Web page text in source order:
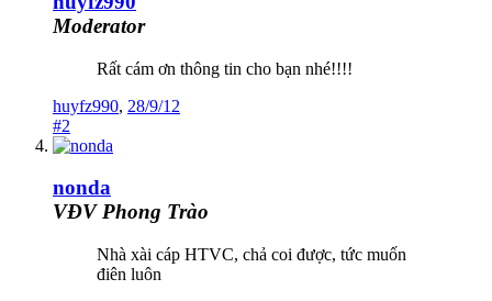
Moderator
Rất cám ơn thông tin cho bạn nhé!!!!
huyfz990, 28/9/12
#2
nonda
VĐV Phong Trào
Nhà xài cáp HTVC, chả coi được, tức muốn
điên luôn